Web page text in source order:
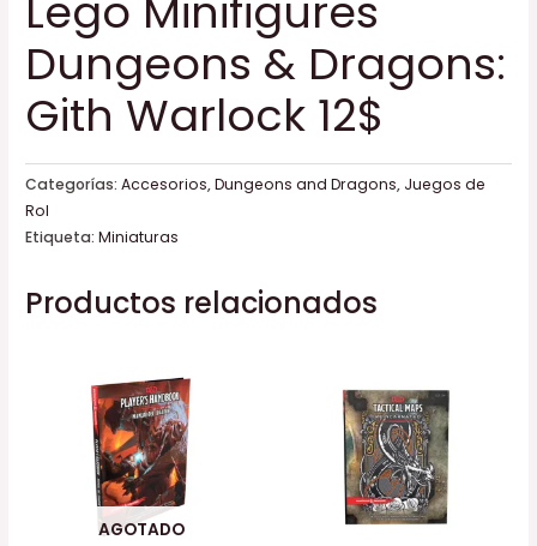
Lego Minifigures
Dungeons & Dragons:
Gith Warlock 12$
Categorías:Accesorios,Dungeons and Dragons, Juegos de
Rol
Etiqueta:Miniaturas
Productos relacionados
AGOTADO